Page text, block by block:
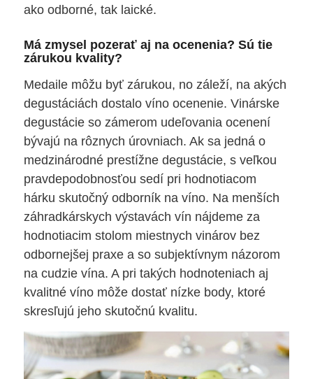
ako odborné, tak laické.
Má zmysel pozerať aj na ocenenia? Sú tie
zárukou kvality?
Medaile môžu byť zárukou, no záleží, na akých
degustáciách dostalo víno ocenenie. Vinárske
degustácie so zámerom udeľovania ocenení
bývajú na rôznych úrovniach. Ak sa jedná o
medzinárodné prestížne degustácie, s veľkou
pravdepodobnosťou sedí pri hodnotiacom
hárku skutočný odborník na víno. Na menších
záhradkárskych výstavách vín nájdeme za
hodnotiacim stolom miestnych vinárov bez
odbornejšej praxe a so subjektívnym názorom
na cudzie vína. A pri takých hodnoteniach aj
kvalitné víno môže dostať nízke body, ktoré
skresľujú jeho skutočnú kvalitu.